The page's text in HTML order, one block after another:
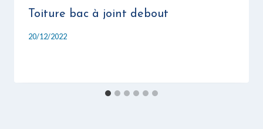
Toiture bac à joint debout
20/12/2022